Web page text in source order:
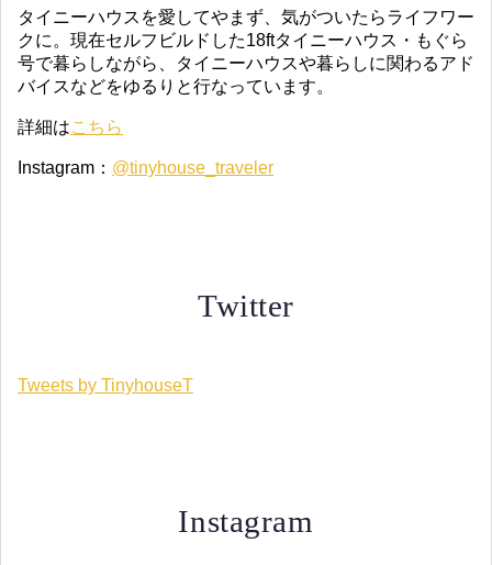
タイニーハウスを愛してやまず、気がついたらライフワー
クに。現在セルフビルドした18ftタイニーハウス・もぐら
号で暮らしながら、タイニーハウスや暮らしに関わるアド
バイスなどをゆるりと行なっています。
詳細はこちら
Instagram： @tinyhouse_traveler
Twitter
Tweets by TinyhouseT
Instagram